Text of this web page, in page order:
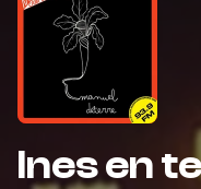
Ines en